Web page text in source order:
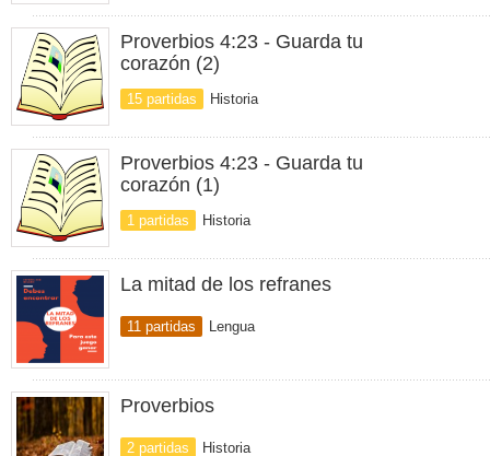
Proverbios 4:23 - Guarda tu
corazón (2)
15 partidas Historia
Proverbios 4:23 - Guarda tu
corazón (1)
1 partidas Historia
La mitad de los refranes
11 partidas Lengua
Proverbios
2 partidas Historia